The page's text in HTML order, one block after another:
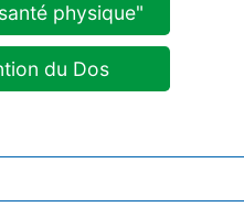
physique"
du Dos